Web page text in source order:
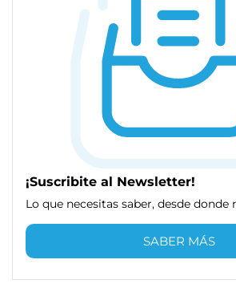
¡Suscribite al Newsletter!
Lo que necesitas saber, desde donde
SABER MÁS